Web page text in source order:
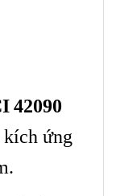
42090
kích ứng